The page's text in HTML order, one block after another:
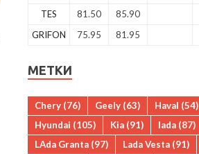
TES
81.50 85.90
GRIFON
75.95 81.95
МЕТКИ
Chery (76) Geely (63) Haval (54)
Hyundai (105) Kia (91) lada (87)
LAda Granta (97) Lada Vesta (91)